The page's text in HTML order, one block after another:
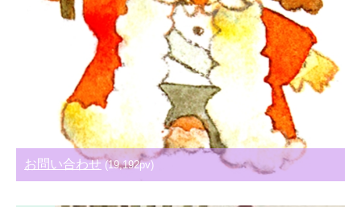
お問い合わせ (19,192pv)